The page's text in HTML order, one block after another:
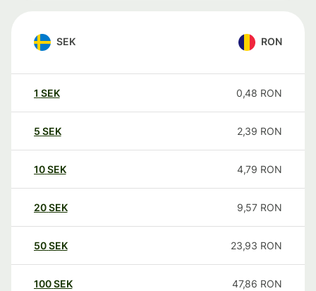
SEK RON
1 SEK 0,48 RON
5 SEK 2,39 RON
10SEK 4,79 RON
20SEK 9,57 RON
50SEK 23,93 RON
100SEK 47,86 RON